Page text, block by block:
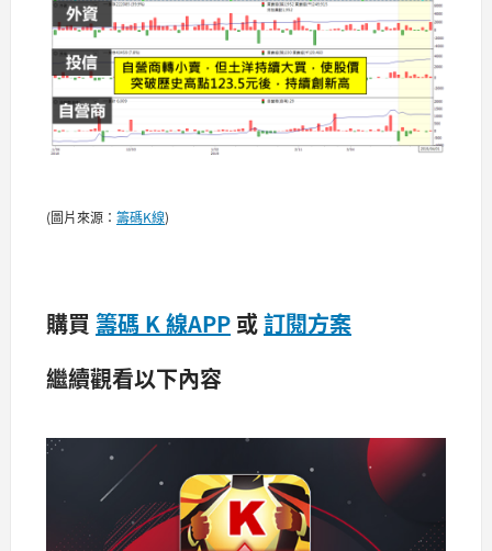
(圖片來源： 籌碼K線)
購買 籌碼 K 線APP 或訂閱方案
繼續觀看以下內容